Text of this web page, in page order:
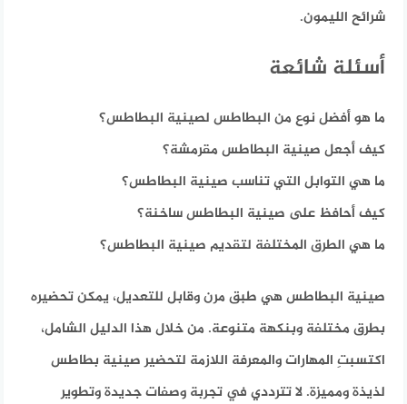
شرائح الليمون.
أسئلة شائعة
ما هو أفضل نوع من البطاطس لصينية البطاطس؟
كيف أجعل صينية البطاطس مقرمشة؟
ما هي التوابل التي تناسب صينية البطاطس؟
كيف أحافظ على صينية البطاطس ساخنة؟
ما هي الطرق المختلفة لتقديم صينية البطاطس؟
صينية البطاطس هي طبق مرن وقابل للتعديل، يمكن تحضيره
بطرق مختلفة وبنكهة متنوعة. من خلال هذا الدليل الشامل،
اكتسبتِ المهارات والمعرفة اللازمة لتحضير صينية بطاطس
لذيذة ومميزة. لا تترددي في تجربة وصفات جديدة وتطوير